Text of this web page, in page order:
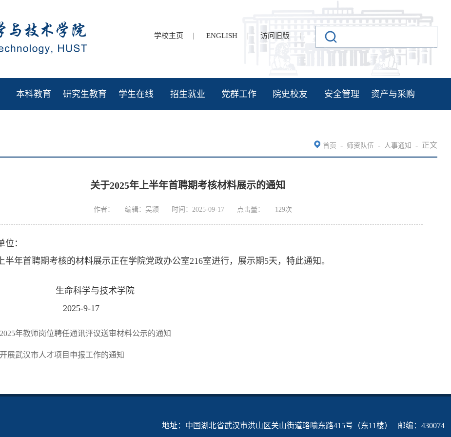
学校主页 | ENGLISH | 访问旧版 |
本科教育 研究生教育 学生在线 招生就业 党群工作 院史校友 安全管理 资产与采购
首页 - 师资队伍 - 人事通知 - 正文
关于2025年上半年首聘期考核材料展示的通知
作者： 编辑：吴颖 时间：2025-09-17 点击量： 129次
位：
半年首聘期考核的材料展示正在学院党政办公室216室进行，展示期5天，特此通知。
科学与技术学院
9-17
年教师岗位聘任通讯评议送审材料公示的通知
展武汉市人才项目申报工作的通知
地址：中国湖北省武汉市洪山区关山街道珞喻东路415号（东11楼） 邮编：430074